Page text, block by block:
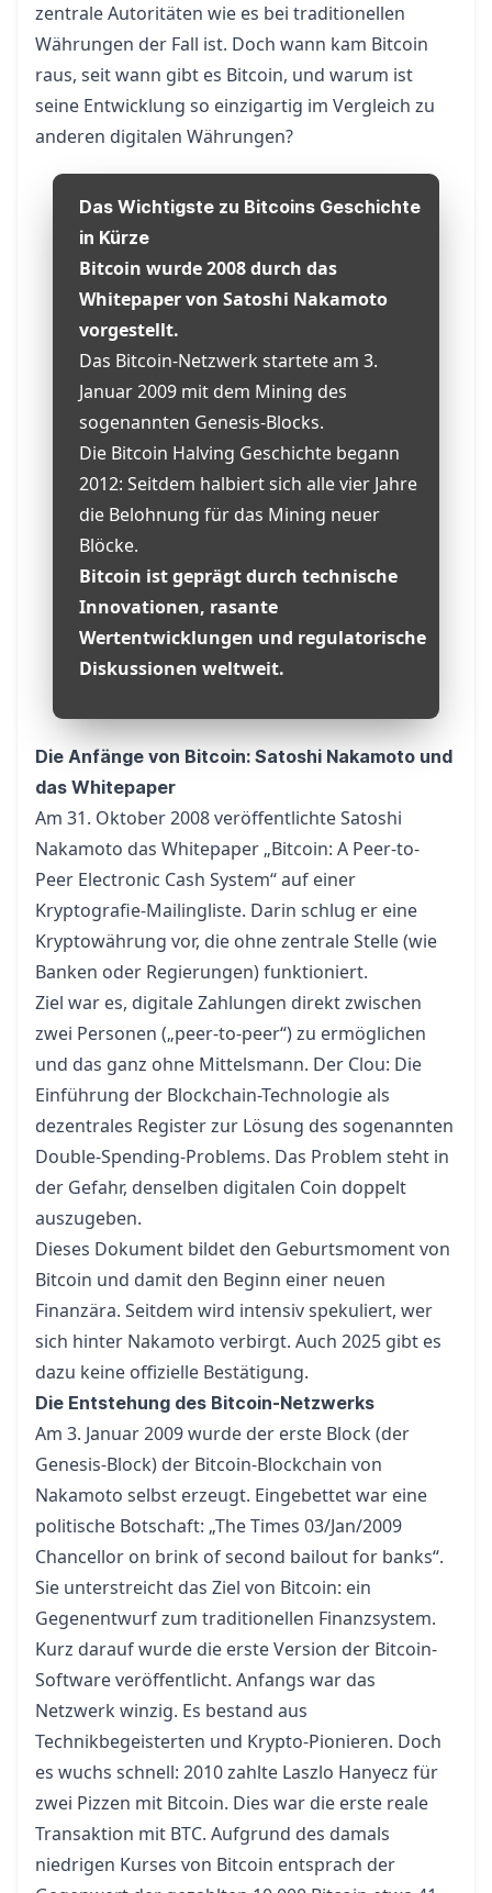
zentrale Autoritäten wie es bei traditionellen
Währungen der Fall ist. Doch wann kam Bitcoin
raus, seit wann gibt es Bitcoin, und warum ist
seine Entwicklung so einzigartig im Vergleich zu
anderen digitalen Währungen?
Das Wichtigste zu Bitcoins Geschichte
in Kürze
Bitcoin wurde 2008 durch das
Whitepaper von Satoshi Nakamoto
vorgestellt.
Das Bitcoin-Netzwerk startete am 3.
Januar 2009 mit dem Mining des
sogenannten Genesis-Blocks.
Die Bitcoin Halving Geschichte begann
2012: Seitdem halbiert sich alle vier Jahre
die Belohnung für das Mining neuer
Blöcke.
Bitcoin ist geprägt durch technische
Innovationen, rasante
Wertentwicklungen und regulatorische
Diskussionen weltweit.
Die Anfänge von Bitcoin: Satoshi Nakamoto und
das Whitepaper
Am 31. Oktober 2008 veröffentlichte Satoshi
Nakamoto das Whitepaper „Bitcoin: A Peer-to-
Peer Electronic Cash System“ auf einer
Kryptografie-Mailingliste. Darin schlug er eine
Kryptowährung vor, die ohne zentrale Stelle (wie
Banken oder Regierungen) funktioniert.
Ziel war es, digitale Zahlungen direkt zwischen
zwei Personen („peer-to-peer“) zu ermöglichen
und das ganz ohne Mittelsmann. Der Clou: Die
Einführung der Blockchain-Technologie als
dezentrales Register zur Lösung des sogenannten
Double-Spending-Problems. Das Problem steht in
der Gefahr, denselben digitalen Coin doppelt
auszugeben.
Dieses Dokument bildet den Geburtsmoment von
Bitcoin und damit den Beginn einer neuen
Finanzära. Seitdem wird intensiv spekuliert, wer
sich hinter Nakamoto verbirgt. Auch 2025 gibt es
dazu keine offizielle Bestätigung.
Die Entstehung des Bitcoin-Netzwerks
Am 3. Januar 2009 wurde der erste Block (der
Genesis-Block) der Bitcoin-Blockchain von
Nakamoto selbst erzeugt. Eingebettet war eine
politische Botschaft: „The Times 03/Jan/2009
Chancellor on brink of second bailout for banks“.
Sie unterstreicht das Ziel von Bitcoin: ein
Gegenentwurf zum traditionellen Finanzsystem.
Kurz darauf wurde die erste Version der Bitcoin-
Software veröffentlicht. Anfangs war das
Netzwerk winzig. Es bestand aus
Technikbegeisterten und Krypto-Pionieren. Doch
es wuchs schnell: 2010 zahlte Laszlo Hanyecz für
zwei Pizzen mit Bitcoin. Dies war die erste reale
Transaktion mit BTC. Aufgrund des damals
niedrigen Kurses von Bitcoin entsprach der